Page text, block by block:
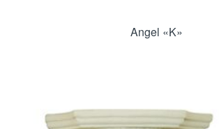
Angel «K»